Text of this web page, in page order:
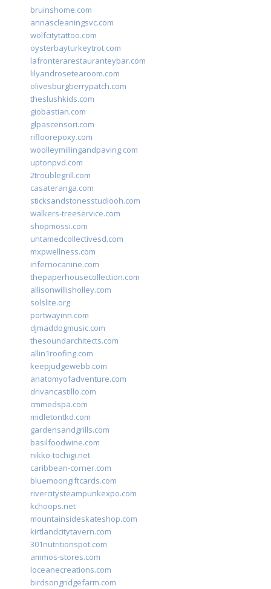
bruinshome.com
annascleaningsvc.com
wolfcitytattoo.com
oysterbayturkeytrot.com
lafronterarestauranteybar.com
lilyandrosetearoom.com
olivesburgberrypatch.com
theslushkids.com
giobastian.com
glpascensori.com
rifloorepoxy.com
woolleymillingandpaving.com
uptonpvd.com
2troublegrill.com
casateranga.com
sticksandstonesstudiooh.com
walkers-treeservice.com
shopmossi.com
untamedcollectivesd.com
mxpwellness.com
infernocanine.com
thepaperhousecollection.com
allisonwillisholley.com
solslite.org
portwayinn.com
djmaddogmusic.com
thesoundarchitects.com
allin1roofing.com
keepjudgewebb.com
anatomyofadventure.com
drivancastillo.com
cmmedspa.com
midletontkd.com
gardensandgrills.com
basilfoodwine.com
nikko-tochigi.net
caribbean-corner.com
bluemoongiftcards.com
rivercitysteampunkexpo.com
kchoops.net
mountainsideskateshop.com
kirtlandcitytavern.com
301nutritionspot.com
ammos-stores.com
loceanecreations.com
birdsongridgefarm.com